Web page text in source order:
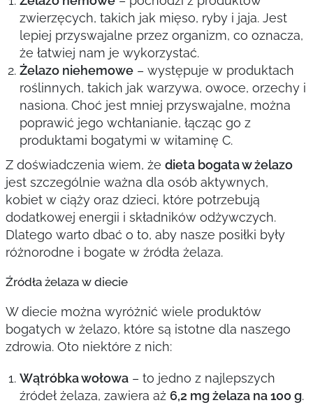
zwierzęcych, takich jak mięso, ryby i jaja. Jest
lepiej przyswajalne przez organizm, co oznacza,
że łatwiej nam je wykorzystać.
Żelazo niehemowe– występuje w produktach
roślinnych, takich jak warzywa, owoce, orzechy i
nasiona. Choć jest mniej przyswajalne, można
poprawić jego wchłanianie, łącząc go z
produktami bogatymi w witaminę C.
Z doświadczenia wiem, że dieta bogata w żelazo
jest szczególnie ważna dla osób aktywnych,
kobiet w ciąży oraz dzieci, które potrzebują
dodatkowej energii i składników odżywczych.
Dlatego warto dbać o to, aby nasze posiłki były
różnorodne i bogate w źródła żelaza.
Źródła żelaza w diecie
W diecie można wyróżnić wiele produktów
bogatych w żelazo, które są istotne dla naszego
zdrowia. Oto niektóre z nich:
Wątróbka wołowa– to jedno z najlepszych
źródeł żelaza, zawiera aż 6,2 mg żelaza na 100 g.